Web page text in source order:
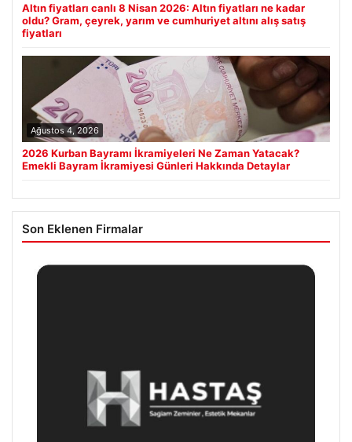
Altın fiyatları canlı 8 Nisan 2026: Altın fiyatları ne kadar
oldu? Gram, çeyrek, yarım ve cumhuriyet altını alış satış
fiyatları
Ağustos 4, 2026
2026 Kurban Bayramı İkramiyeleri Ne Zaman Yatacak?
Emekli Bayram İkramiyesi Günleri Hakkında Detaylar
Son Eklenen Firmalar